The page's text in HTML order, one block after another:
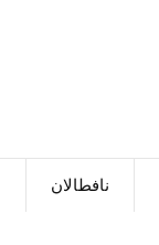
نافطالان